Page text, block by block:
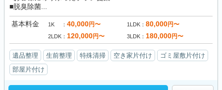
■脱臭除菌...
基本料金 1K 40,000円〜 1LDK 80,000円〜
2LDK 120,000円〜 3LDK 180,000円〜
遺品整理 生前整理 特殊清掃 空き家片付け
ゴミ屋敷片付け
部屋片付け